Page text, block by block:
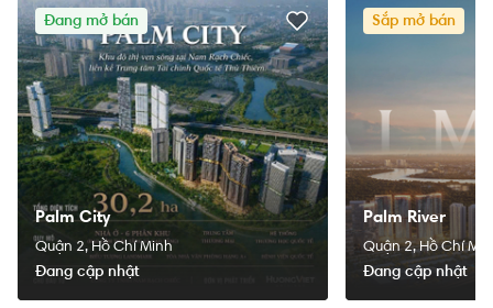
Đang mở bán
Palm City
Quận 2, Hồ Chí Minh
Đang cập nhật
Sắp mở bán
Palm River
Quận 2, Hồ Chí
Đang cập nhật